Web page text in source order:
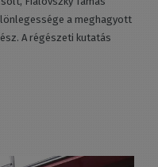
a meghagyott
A régészeti kutatás